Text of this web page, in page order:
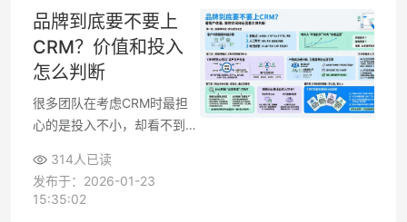
据和流程上系统设计，从一开
始就明确集成范围和技术路
线，避免越集成越复杂、项目
时间一拖再拖。
品牌到底要不要上
CRM？价值和投入
怎么判断
很多团队在考虑CRM时最担
心的是投入不小，却看不到效
能起飞”的工具，而是帮助品
牌把散落在各处的客户和数据
314人已读
发布于：2026-01-23
15:35:02